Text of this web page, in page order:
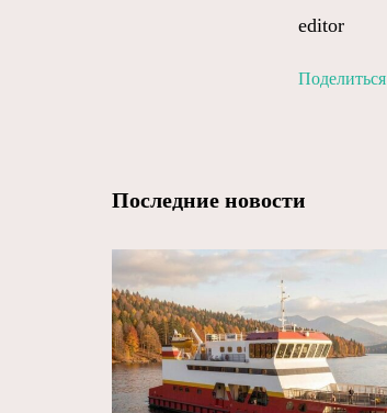
editor
Поделиться
Последние новости